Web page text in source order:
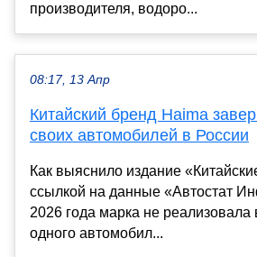
производителя, водоро...
08:17, 13 Апр
Китайский бренд Haima
своих автомобилей в России
Как выяснило издание
ссылкой на данные «Автостат
2026 года марка не реализовала
одного автомобил...